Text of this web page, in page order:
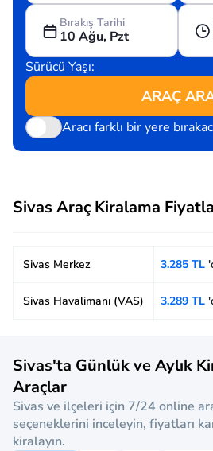
Bırakış Tarihi
10 Ağu, Pzt
Sürücü Yaşı:
ARAÇ
Aracı farklı bir yere
Sivas Araç Kiralama
Sivas Merkez 3.285 TL
Sivas Havalimanı (VAS) 3.289 TL
Sivas'ta Günlük ve Aylık
Araçlar
Sivas ve ilçeleri için 7/24 online
seçeneklerini inceleyin, fiyatları
kiralayın.